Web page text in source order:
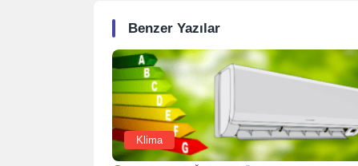
Benzer Yazılar
Klima